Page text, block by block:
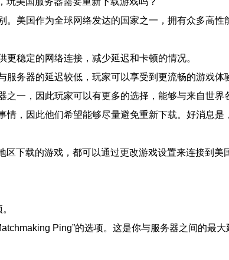
。美国作为全球网络发达的国家之一，拥有众多高
稳定的网络连接，减少延迟和卡顿的情况。
务器的延迟较低，玩家可以享受到更流畅的游戏体
一，因此玩家可以有更多的选择，能够与来自世界
，因此他们希望能够尽量避免重新下载。好消息
下载的游戏，都可以通过更改游戏设置来连接到美
Ping”的选项。这是你与服务器之间的最